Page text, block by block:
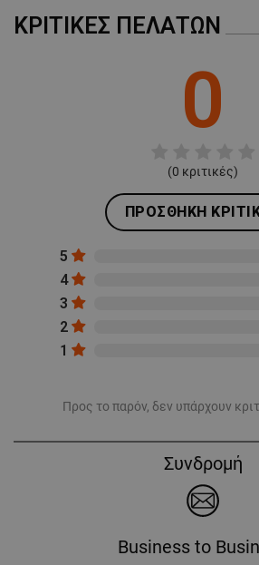
ΚΡΙΤΙΚΈΣ ΠΕΛΑΤΏΝ
0
(0 κριτικές)
ΠΡΟΣΘΉΚΗ
5
4
3
2
1
Προς το παρόν, δεν υπάρχουν
Συνδρομή
Business to